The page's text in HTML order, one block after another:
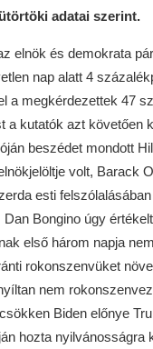
adatai szerint.
elnök és demokrata
nap alatt 4
a megkérdezettek 47
a kutatók azt követően
beszédet mondott
volt, Barack
esti
Bongino úgy
első három napja
rokonszenvüket
nem
Biden előnye
hozta